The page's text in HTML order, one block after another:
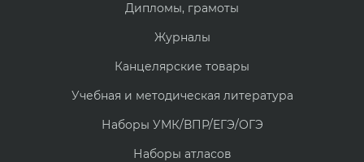
Дипломы, грамоты
Журналы
Канцелярские товары
Учебная и методическая литература
Наборы УМК/ВПР/ЕГЭ/ОГЭ
Наборы атласов